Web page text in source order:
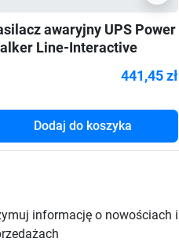
awaryjny UPS Power
Line-Interactive
441,45 zł
Dodaj do koszyka
informację o nowościach i